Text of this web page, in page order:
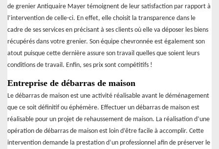
de grenier Antiquaire Mayer témoignent de leur satisfaction par rapport à
l’intervention de celle-ci. En effet, elle choisit la transparence dans le
cadre de ses services en précisant à ses clients où elle va déposer les biens
récupérés dans votre grenier. Son équipe chevronnée est également son
atout puisque cette dernière assure son travail quelles que soient leurs
conditions de travail. Enfin, ses prix sont compétitifs !
Entreprise de débarras de maison
Le débarras de maison est une activité réalisable avant le déménagement
que ce soit définitif ou éphémère. Effectuer un débarras de maison est
réalisable pour un projet de rehaussement de maison. La réalisation d’une
opération de débarras de maison est loin d’être facile à accomplir. Cette
intervention demande la prestation d’un professionnel afin de préserver le